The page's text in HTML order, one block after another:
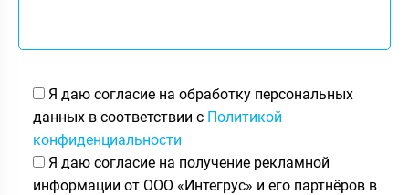
Я даю согласие на обработку персональных
данных в соответствии с Политикой
конфиденциальности
Я даю согласие на получение рекламной
информации от ООО «Интегрус» и его партнёров в